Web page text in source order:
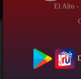
El Alto -